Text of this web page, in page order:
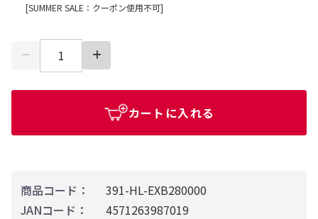
商品コード：
391-HL-EXB280000
JANコード：
4571263987019
[SUMMER SALE：クーポン使用不可]
カートに入れる